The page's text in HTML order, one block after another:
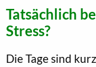
Tatsächlich
Stress?
Die Tage sind